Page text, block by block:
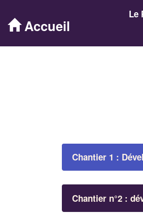
Accueil
Le
Chantier 1 :
Chantier n°2 :